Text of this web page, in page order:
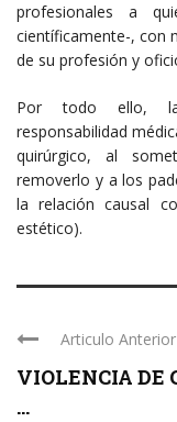
profesionales a
científicamente-, con
de su profesión y
Por todo ello,
responsabilidad
quirúrgico, al
removerlo y a los
la relación causal
estético).​
Articulo Anterior
VIOLENCIA DE
...